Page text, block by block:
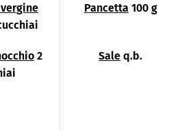
Pancetta 100 g
2
Sale q.b.